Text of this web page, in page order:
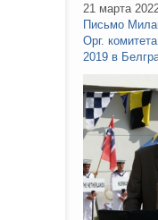
21 марта
Письмо
Орг.
2019 в